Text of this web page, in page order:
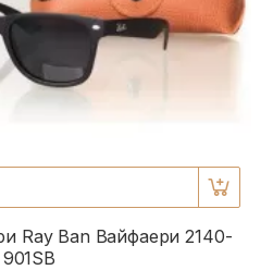
Ray Ban Вайфаери 2140-
901SB